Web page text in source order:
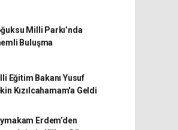
Milli Parkı’nda
Buluşma
Eğitim Bakanı Yusuf
Kızılcahamam'a Geldi
Erdem’den